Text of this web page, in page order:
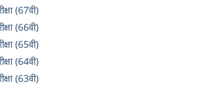
(67वी)
(66वी)
(65वी)
(64वी)
(63वी)